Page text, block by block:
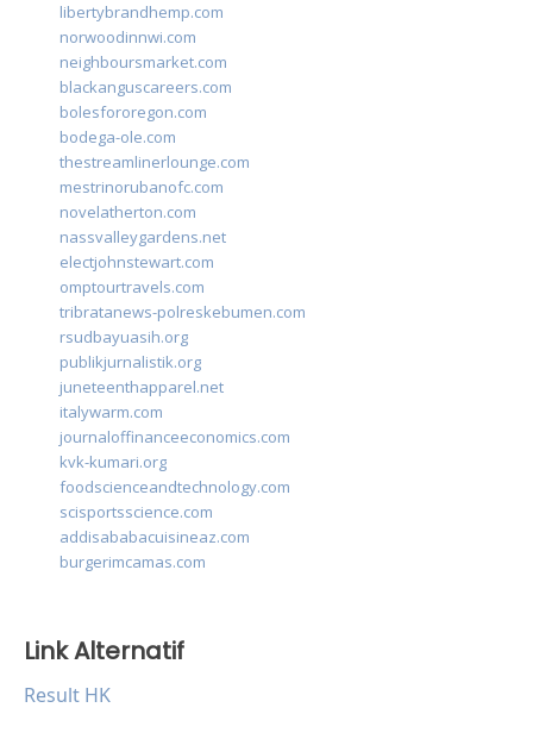
libertybrandhemp.com
norwoodinnwi.com
neighboursmarket.com
blackanguscareers.com
bolesfororegon.com
bodega-ole.com
thestreamlinerlounge.com
mestrinorubanofc.com
novelatherton.com
nassvalleygardens.net
electjohnstewart.com
omptourtravels.com
tribratanews-polreskebumen.com
rsudbayuasih.org
publikjurnalistik.org
juneteenthapparel.net
italywarm.com
journaloffinanceeconomics.com
kvk-kumari.org
foodscienceandtechnology.com
scisportsscience.com
addisababacuisineaz.com
burgerimcamas.com
Link Alternatif
Result HK